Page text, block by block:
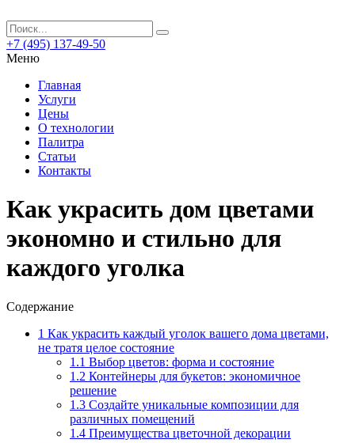
+7 (495) 137-49-50
Меню
Главная
Услуги
Цены
О технологии
Палитра
Статьи
Контакты
Как украсить дом цветами
экономно и стильно для
каждого уголка
Содержание
1 Как украсить каждый уголок вашего дома цветами,
не тратя целое состояние
1.1 Выбор цветов: форма и состояние
1.2 Контейнеры для букетов: экономичное
решение
1.3 Создайте уникальные композиции для
различных помещений
1.4 Преимущества цветочной декорации